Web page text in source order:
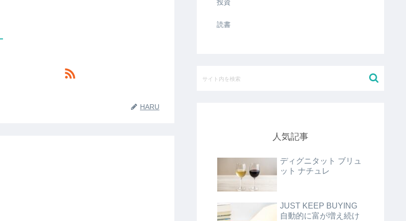
HARU
投資
読書
人気記事
ディグニタット ブリュ
ット ナチュレ
JUST KEEP BUYING
自動的に富が増え続け